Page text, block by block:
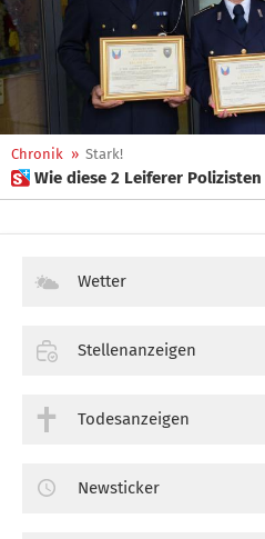
Chronik » Stark!
 Wie diese 2 Leiferer
Wetter
Stellenanzeigen
Todesanzeigen
Newsticker